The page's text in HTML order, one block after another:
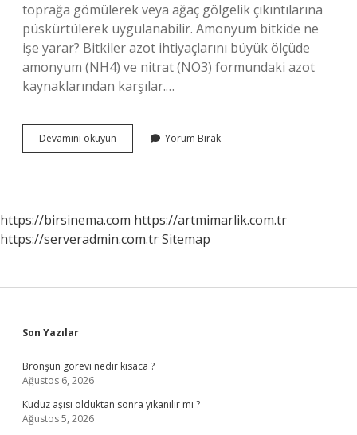
toprağa gömülerek veya ağaç gölgelik çıkıntılarına
püskürtülerek uygulanabilir. Amonyum bitkide ne
işe yarar? Bitkiler azot ihtiyaçlarını büyük ölçüde
amonyum (NH4) ve nitrat (NO3) formundaki azot
kaynaklarından karşılar.…
Devamını okuyun Amonyum
Sülfat
Yorum Bırak
https://birsinema.com https://artmimarlik.com.tr
https://serveradmin.com.trSitemap
Sidebar
Son Yazılar
Bronşun görevi nedir kısaca ?
Ağustos 6, 2026
Kuduz aşısı olduktan sonra yıkanılır mı ?
Ağustos 5, 2026